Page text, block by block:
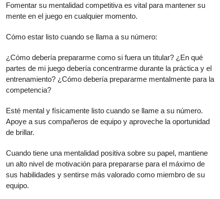
Fomentar su mentalidad competitiva es vital para mantener su
mente en el juego en cualquier momento.
Cómo estar listo cuando se llama a su número:
¿Cómo debería prepararme como si fuera un titular? ¿En qué
partes de mi juego debería concentrarme durante la práctica y el
entrenamiento? ¿Cómo debería prepararme mentalmente para la
competencia?
Esté mental y físicamente listo cuando se llame a su número.
Apoye a sus compañeros de equipo y aproveche la oportunidad
de brillar.
Cuando tiene una mentalidad positiva sobre su papel, mantiene
un alto nivel de motivación para prepararse para el máximo de
sus habilidades y sentirse más valorado como miembro de su
equipo.